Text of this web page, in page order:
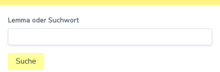
Lemma oder Suchwort